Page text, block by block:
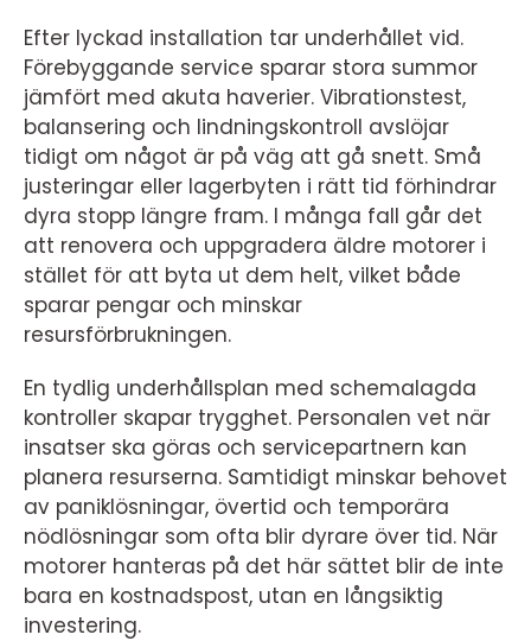
Efter lyckad installation tar underhållet vid.
Förebyggande service sparar stora summor
jämfört med akuta haverier. Vibrationstest,
balansering och lindningskontroll avslöjar
tidigt om något är på väg att gå snett. Små
justeringar eller lagerbyten i rätt tid förhindrar
dyra stopp längre fram. I många fall går det
att renovera och uppgradera äldre motorer i
stället för att byta ut dem helt, vilket både
sparar pengar och minskar
resursförbrukningen.
En tydlig underhållsplan med schemalagda
kontroller skapar trygghet. Personalen vet när
insatser ska göras och servicepartnern kan
planera resurserna. Samtidigt minskar behovet
av paniklösningar, övertid och temporära
nödlösningar som ofta blir dyrare över tid. När
motorer hanteras på det här sättet blir de inte
bara en kostnadspost, utan en långsiktig
investering.